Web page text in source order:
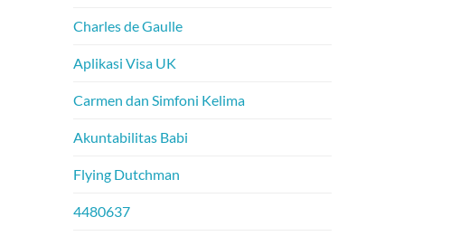
Charles de Gaulle
Aplikasi Visa UK
Carmen dan Simfoni Kelima
Akuntabilitas Babi
Flying Dutchman
4480637